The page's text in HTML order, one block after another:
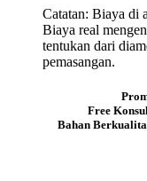
Catatan: Biaya di
Biaya real
tentukan dari
pemasangan.
Free
Bahan